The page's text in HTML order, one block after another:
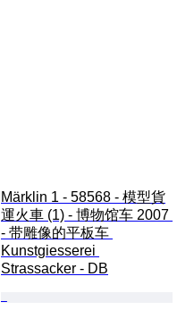
Märklin 1 - 58568 - 模型貨
運火車 (1) - 博物馆车 2007
- 带雕像的平板车
Kunstgiesserei
Strassacker - DB